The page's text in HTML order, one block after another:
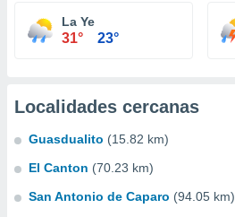
La Ye
31° 23°
Localidades cercanas
Guasdualito (15.82 km)
El Canton (70.23 km)
San Antonio de Caparo (94.05 km)